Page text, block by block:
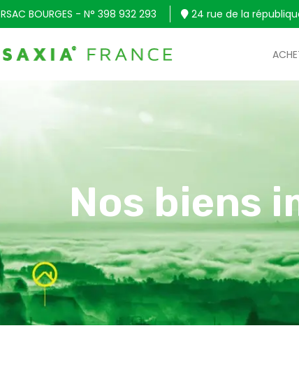
RSAC BOURGES - N° 398 932 293 24 rue de la
Nos biens